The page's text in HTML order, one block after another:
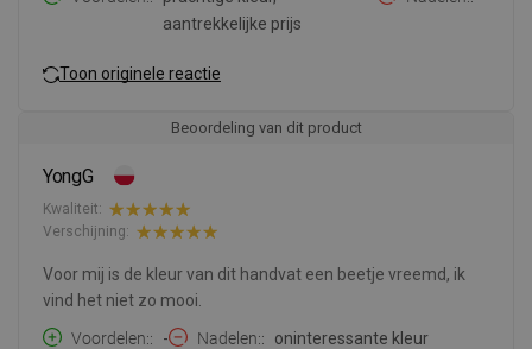
aantrekkelijke prijs
Toon originele reactie
Beoordeling van dit product
YongG
Kwaliteit:
Verschijning:
Voor mij is de kleur van dit handvat een beetje vreemd, ik
vind het niet zo mooi.
Voordelen:
- Nadelen: oninteressante kleur